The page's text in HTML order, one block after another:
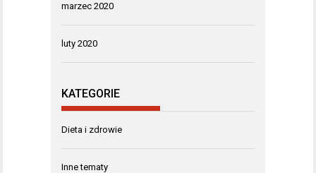
marzec 2020
luty 2020
KATEGORIE
Dieta i zdrowie
Inne tematy